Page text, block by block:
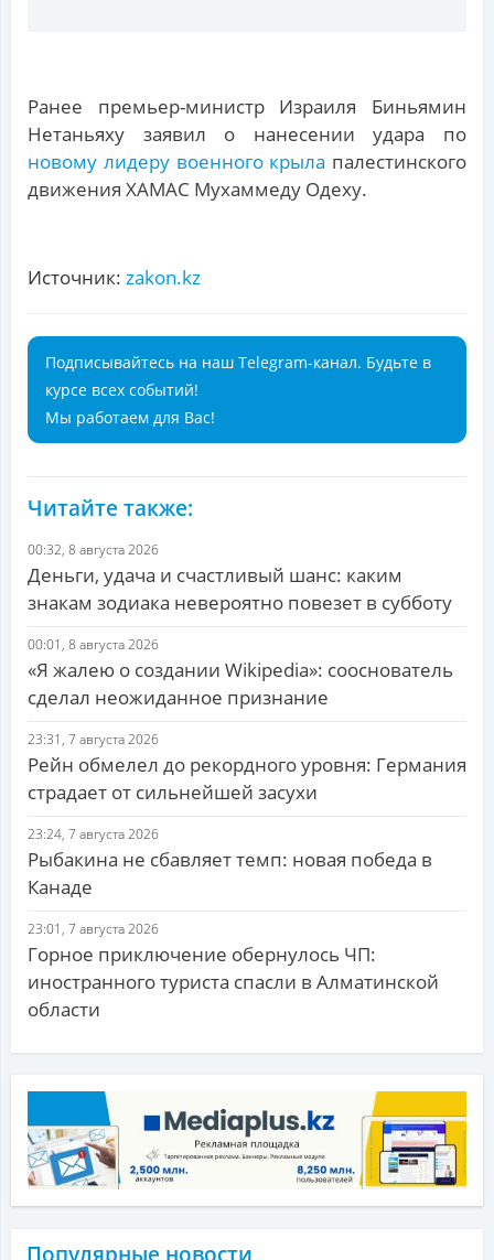
Ранее премьер-министр Израиля Биньямин
Нетаньяху заявил о нанесении удара по
новому лидеру военного крыла палестинского
движения ХАМАС Мухаммеду Одеху.
Источник: zakon.kz
Подписывайтесь на наш Telegram-канал. Будьте в
курсе всех событий!
Мы работаем для Вас!
Читайте также:
00:32, 8 августа 2026
Деньги, удача и счастливый шанс: каким
знакам зодиака невероятно повезет в субботу
00:01, 8 августа 2026
«Я жалею о создании Wikipedia»: сооснователь
сделал неожиданное признание
23:31, 7 августа 2026
Рейн обмелел до рекордного уровня: Германия
страдает от сильнейшей засухи
23:24, 7 августа 2026
Рыбакина не сбавляет темп: новая победа в
Канаде
23:01, 7 августа 2026
Горное приключение обернулось ЧП:
иностранного туриста спасли в Алматинской
области